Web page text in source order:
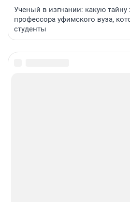
Ученый в изгнании: какую тайну
профессора уфимского вуза,
студенты